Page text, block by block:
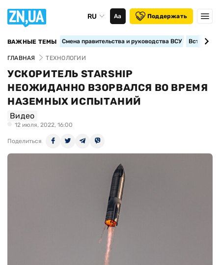
RU Аа Поддержать
ВАЖНЫЕ ТЕМЫ Смена правительства и руководства ВСУ
ГЛАВНАЯ ТЕХНОЛОГИИ
УСКОРИТЕЛЬ STARSHIP
НЕОЖИДАННО ВЗОРВАЛСЯ ВО ВРЕМЯ
НАЗЕМНЫХ ИСПЫТАНИЙ
Видео
12 июля, 2022, 16:00
Поделиться